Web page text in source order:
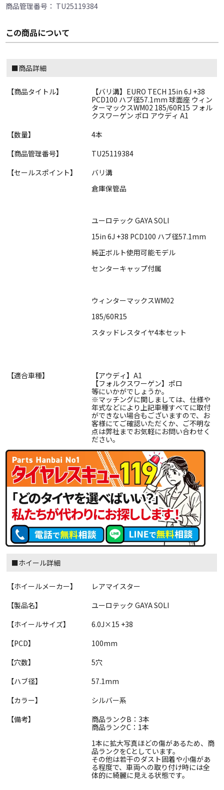
商品管理番号： TU25119384
この商品について
■商品詳細
【商品タイトル】
【バリ溝】EURO TECH 15in 6J +38
PCD100 ハブ径57.1mm 球面座 ウィン
ターマックスWM02 185/60R15 フォル
クスワーゲン ポロ アウディ A1
【数量】
4本
【商品管理番号】
TU25119384
【セールスポイント】
バリ溝
倉庫保管品
ユーロテック GAYA SOLI
15in 6J +38 PCD100 ハブ径57.1mm
純正ボルト使用可能モデル
センターキャップ付属
ウィンターマックスWM02
185/60R15
スタッドレスタイヤ4本セット
【適合車種】
【アウディ】A1
【フォルクスワーゲン】ポロ
等にいかがでしょうか。
※マッチングに関しましては、仕様や
年式などにより上記車種すべてに取付
ができない場合もございますので、お
客様にてご確認いただくか、ご不明な
点は弊社までお気軽にお問い合わせく
ださい。
■ホイール詳細
【ホイールメーカー】
レアマイスター
【製品名】
ユーロテック GAYA SOLI
【ホイールサイズ】
6.0J×15 +38
【PCD】
100mm
【穴数】
5穴
【ハブ径】
57.1mm
【カラー】
シルバー系
【備考】
商品ランクB：3本
商品ランクC：1本
1本に拡大写真ほどの傷があるため、商
品ランクをCとしています。
その他は若干のダスト固着や小傷があ
る程度で、車両への取り付け時には全
体的に綺麗に見える状態です。